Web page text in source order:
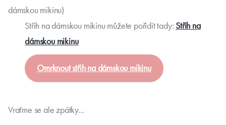
Střih na dámskou mikinu můžete pořídit tady: Střih na
dámskou mikinu
Omrknout střih na dámskou mikinu
Vraťme se ale zpátky...